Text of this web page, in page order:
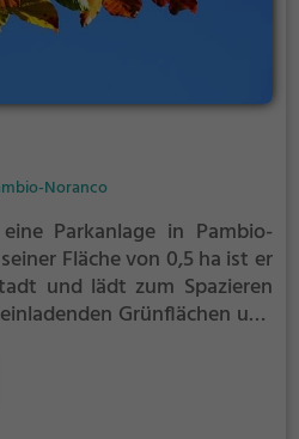
Noranco
Parkanlage in Pambio-
Fläche von 0,5 ha ist er
und lädt zum Spazieren
Grünflächen und